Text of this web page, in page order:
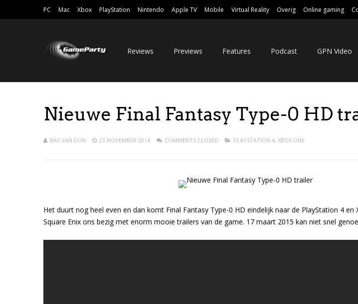
PC Mac Xbox PlayStation Nintendo Apple TV Mobile Virtual Reality Overig Online gaming
Reviews Previews Features Podcast GPN Video
Nieuwe Final Fantasy Type-0 HD
BAS VAN DUN 23 NOVEMBER 2014 COMMENTS CLOSED PLAYSTATION 4, XBOX ONE
Het duurt nog heel even en dan komt Final Fantasy Type-0 HD eindelijk naar de PlayStation 4
Square Enix ons bezig met enorm mooie trailers van de game. 17 maart 2015 kan niet snel